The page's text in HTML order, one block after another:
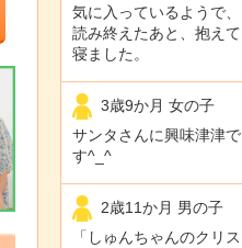
気に入っているようで、
読み終えたあと、抱えて
寝ました。
3歳9か月 女の子
サンタさんに興味津津で
す^_^
2歳11か月 男の子
「しゅんちゃんのクリス